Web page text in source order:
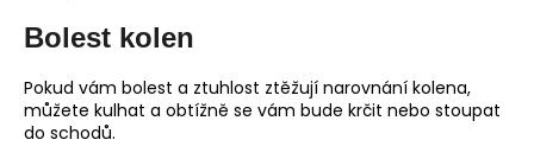
Bolest kolen
Pokud vám bolest a ztuhlost ztěžují narovnání kolena,
můžete kulhat a obtížně se vám bude krčit nebo stoupat
do schodů.